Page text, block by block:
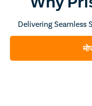
Delivering Seamless